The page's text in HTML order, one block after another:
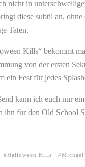
nicht in
diese subtil an,
Taten.
Kills“ bekommt
von der ersten
ein Fest für jedes
kann ich euch nur
ihn für den Old School
Halloween Kills Michael